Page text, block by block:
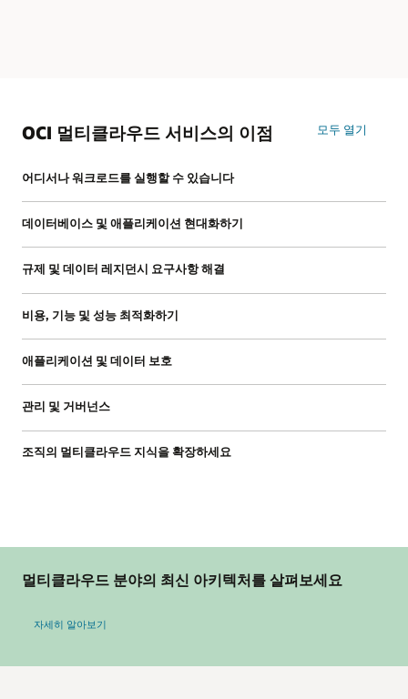
OCI 멀티클라우드 서비스의 이점 모두 열기
어디서나 워크로드를 실행할 수 있습니다
데이터베이스 및 애플리케이션 현대화하기
규제 및 데이터 레지던시 요구사항 해결
비용, 기능 및 성능 최적화하기
애플리케이션 및 데이터 보호
관리 및 거버넌스
조직의 멀티클라우드 지식을 확장하세요
멀티클라우드 분야의 최신 아키텍처를 살펴보세요
자세히 알아보기